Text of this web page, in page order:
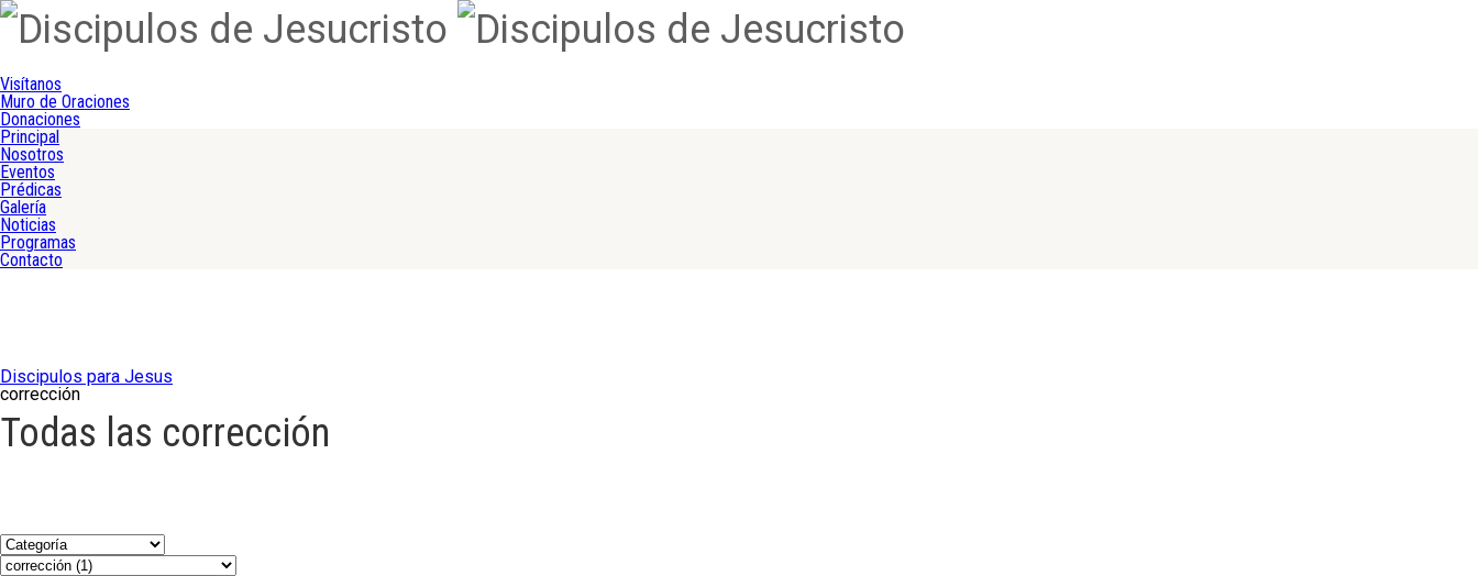
Visítanos
Muro de Oraciones
Donaciones
Principal
Nosotros
Eventos
Prédicas
Galería
Noticias
Programas
Contacto
Discipulos para Jesus
corrección
Todas las corrección